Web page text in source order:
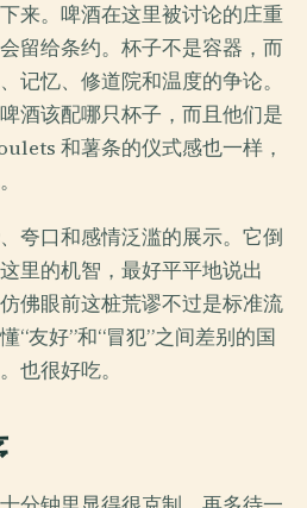
来。啤酒在这里被讨论的庄重
留给条约。杯子不是容器，而
记忆、修道院和温度的争论。
酒该配哪只杯子，而且他们是
和薯条的仪式感也一样，
夸口和感情泛滥的展示。它倒
里的机智，最好平平地说出
佛眼前这桩荒谬不过是标准流
“友好”和“冒犯”之间差别的国
也很好吃。